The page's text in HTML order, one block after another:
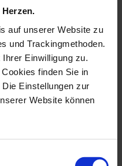
auf unserer Website zu
und Trackingmethoden.
Einwilligung zu.
finden Sie in
Einstellungen zur
Website können